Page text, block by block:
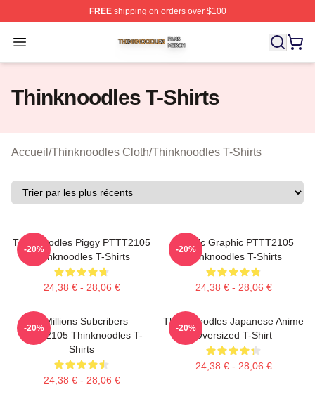
FREEshipping on orders over $100
Open menu
Thinknoodles Shop ⚡️ Officially Licensed
Thinknoodles T-Shirts
Accueil /Thinknoodles Cloth/Thinknoodles T-Shirts
Thinknoodles Piggy PTTT2105
Thinknoodles T-Shirts
24,38 € - 28,06 €
-20%
Classic Graphic PTTT2105
Thinknoodles T-Shirts
24,38 € - 28,06 €
-20%
6 Millions Subcribers
PTTT2105 Thinknoodles T-
Shirts
24,38 € - 28,06 €
-20%
Think Noodles Japanese Anime
Oversized T-Shirt
24,38 € - 28,06 €
-20%